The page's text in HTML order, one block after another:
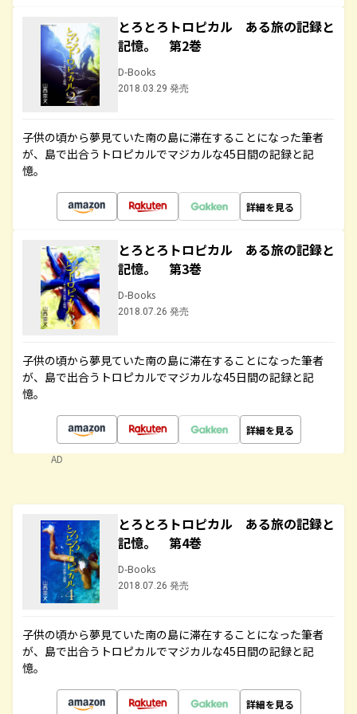
とろとろトロピカル ある旅の記録と
記憶。 第2巻
D-Books
2018.03.29 発売
子供の頃から夢見ていた南の島に滞在することになった筆者
が、島で出合うトロピカルでマジカルな45日間の記録と記
憶。
詳細を見る
とろとろトロピカル ある旅の記録と
記憶。 第3巻
D-Books
2018.07.26 発売
子供の頃から夢見ていた南の島に滞在することになった筆者
が、島で出合うトロピカルでマジカルな45日間の記録と記
憶。
詳細を見る
AD
とろとろトロピカル ある旅の記録と
記憶。 第4巻
D-Books
2018.07.26 発売
子供の頃から夢見ていた南の島に滞在することになった筆者
が、島で出合うトロピカルでマジカルな45日間の記録と記
憶。
詳細を見る